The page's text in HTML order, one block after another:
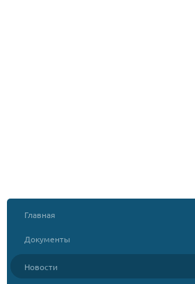
Главная
Документы
Новости